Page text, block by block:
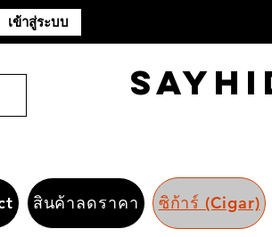
เข้าสู่ระบบ
สินค้าลดราคา ซิก้าร์ (Cigar)